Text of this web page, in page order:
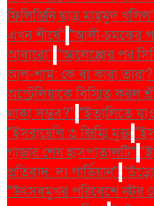
ফিলিস্তিনি ছাত্র মাহমুদ খলিল"
এখন শীর্ষে" "আলী-চমকের
আবারো" "আলেপ্পোর পর
আল-শাম: কে বা কারা
অস্ট্রেলিয়াকে বিস্মিত করল
থাকা সম্ভব?" "ইতালিতে
"ইসরায়েলি ৩ জিম্মি মুক্ত
গাজার শেষ হাসপাতালটি"
প্রতিবাদ: দ্য গার্ডিয়ান"
"উৎসবমুখর পরিবেশে নটর